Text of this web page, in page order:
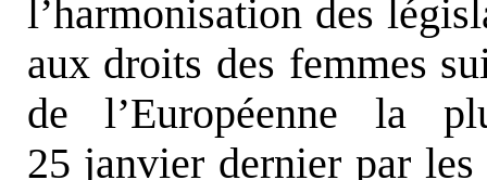
l’harmonisation des
aux droits des femmes
de l’Européenne la
25 janvier dernier par